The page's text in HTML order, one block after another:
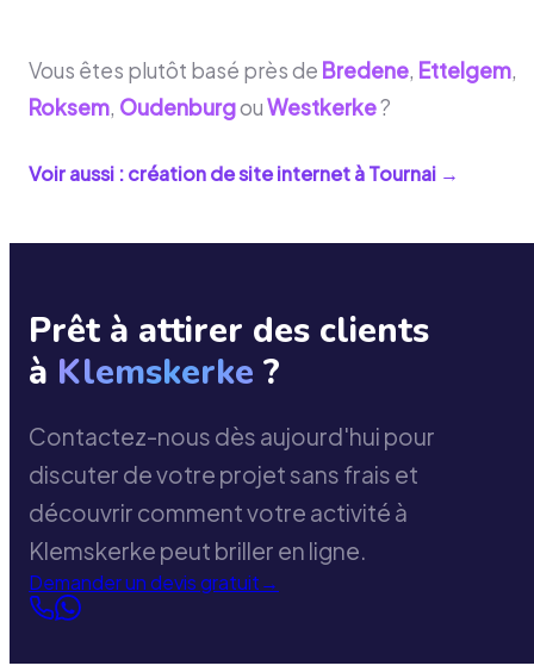
Vous êtes plutôt basé près de Bredene, Ettelgem,
Roksem, OudenburgouWestkerke?
Voir aussi : création de site internet àTournai →
Prêt à attirer des clients
à Klemskerke ?
Contactez-nous dès aujourd'hui pour
discuter de votre projet sans frais et
découvrir comment votre activité à
Klemskerke peut briller en ligne.
Demander un devis gratuit→